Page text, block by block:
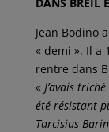
Jean Bodino
« demi ». Il a
rentre dans
« J’avais
été résistant
Tarcisius